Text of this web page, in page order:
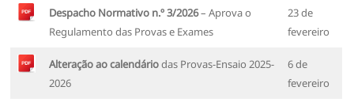
Despacho Normativo n.º 3/2026– Aprova o
Regulamento das Provas e Exames
23 de
fevereiro
Alteração ao calendáriodas Provas-Ensaio 2025-
2026
6 de
fevereiro